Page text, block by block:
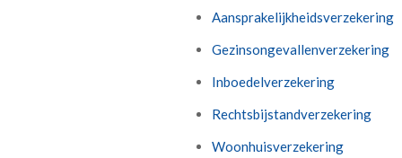
Aansprakelijkheidsverzekering
Gezinsongevallenverzekering
Inboedelverzekering
Rechtsbijstandverzekering
Woonhuisverzekering